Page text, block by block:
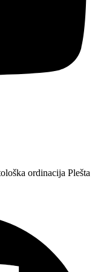
ordinacija Plešta